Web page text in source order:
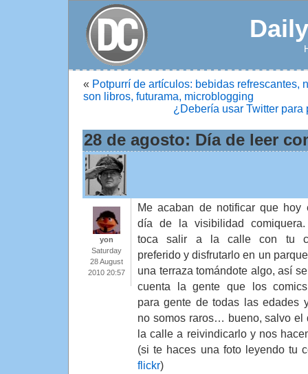
« Potpurrí de artículos: bebidas refrescantes,
son libros, futurama, microblogging
¿Debería usar Twitter
28 de agosto: Día de leer
yon
Saturday
28 August
2010 20:57
Me acaban de notificar que hoy
día de la visibilidad
toca salir a la calle con tu
preferido y disfrutarlo en un
una terraza tomándote algo, así
cuenta la gente que los
para gente de todas las edades
no somos raros… bueno, salvo el
la calle a reivindicarlo y nos
(si te haces una foto leyendo tu
flickr)